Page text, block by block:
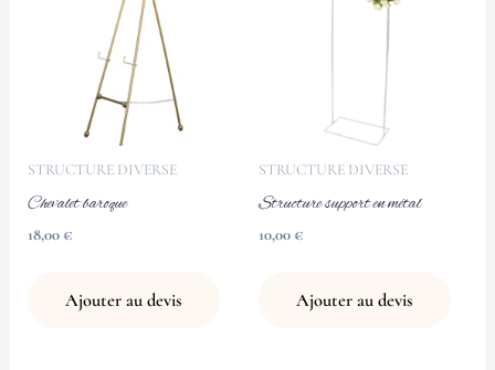
STRUCTURE DIVERSE
Chevalet baroque
18,00€
Ajouter au devis
STRUCTURE DIVERSE
Structure support en métal
10,00€
Ajouter au devis